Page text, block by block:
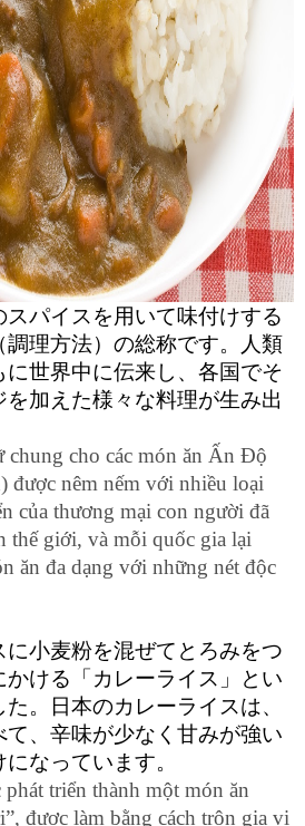
パイスを用いて味付けする
調理方法）の総称です。人類
世界中に伝来し、各国でそ
加えた様々な料理が生み出
chung cho các món ăn Ấn Độ
được nêm nếm với nhiều loại
của thương mại con người đã
thế giới, và mỗi quốc gia lại
ăn đa dạng với những nét độc
に小麦粉を混ぜてとろみをつ
ける「カレーライス」とい
。日本のカレーライスは、
、辛味が少なく甘みが強い
なっています。
triển thành một món ăn
được làm bằng cách trộn gia vị